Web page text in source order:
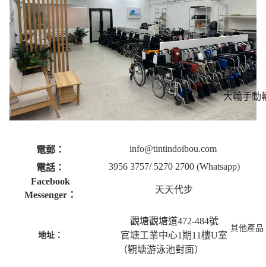
大輪手動
椅 - 長坐
巧靈活
11kg
其他產品
電郵：
info@tintindoibou.com
電話：
3956 3757/ 5270 2700(Whatsapp)
Facebook
Messenger：
天天代步
地址：
觀塘觀塘道472-484號
官塘工業中心1期11樓U室
（觀塘游泳池對面）